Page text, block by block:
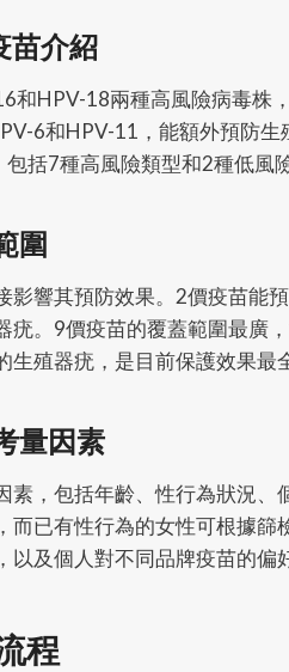
苗介紹
和HPV-18兩種高風險病毒株
6和HPV-11，能額外預防生
括7種高風險類型和2種低風
圍
影響其預防效果。2價疫苗能
疣。9價疫苗的覆蓋範圍最廣
生殖器疣，是目前保護效果最
量因素
素，包括年齡、性行為狀況
而已有性行為的女性可根據
及個人對不同品牌疫苗的偏
程